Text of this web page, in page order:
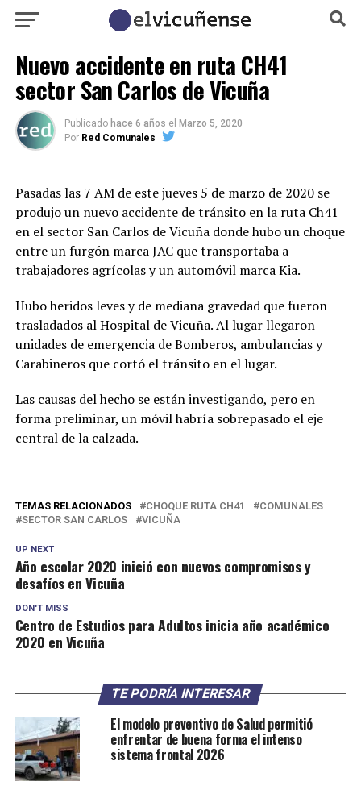
Nuevo accidente en ruta CH41
sector San Carlos de Vicuña
Publicado hace 6 años el Marzo 5, 2020
Por Red Comunales
Pasadas las 7 AM de este jueves 5 de marzo de 2020 se
produjo un nuevo accidente de tránsito en la ruta Ch41
en el sector San Carlos de Vicuña donde hubo un choque
entre un furgón marca JAC que transportaba a
trabajadores agrícolas y un automóvil marca Kia.
Hubo heridos leves y de mediana gravedad que fueron
trasladados al Hospital de Vicuña. Al lugar llegaron
unidades de emergencia de Bomberos, ambulancias y
Carabineros que cortó el tránsito en el lugar.
Las causas del hecho se están investigando, pero en
forma preliminar, un móvil habría sobrepasado el eje
central de la calzada.
TEMAS RELACIONADOS CHOQUE RUTA CH41
COMUNALES
SECTOR SAN CARLOS
VICUÑA
UP NEXT
Año escolar 2020 inició con nuevos compromisos y
desafíos en Vicuña
DON'T MISS
Centro de Estudios para Adultos inicia año académico
2020 en Vicuña
TE PODRÍA INTERESAR
El modelo preventivo de Salud permitió
enfrentar de buena forma el intenso
sistema frontal 2026